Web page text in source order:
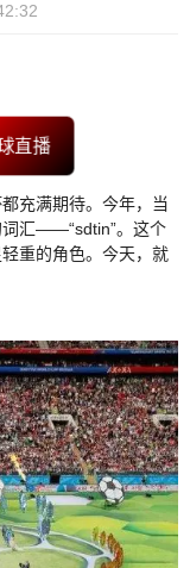
直播
充满期待。今年，当
词汇——“sdtin”。这个
重的角色。今天，就